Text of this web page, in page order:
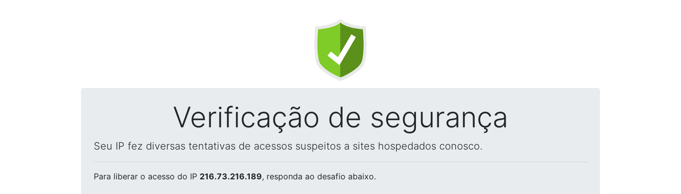
Verificação de segurança
Seu IP fez diversas tentativas de acessos suspeitos a sites hospedados conosco.
Para liberar o acesso do IP 216.73.216.189, responda ao desafio abaixo.